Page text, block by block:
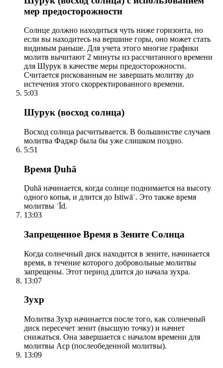
мер предосторожности
Солнце должно находиться чуть ниже горизонта, но
если вы находитесь на вершине горы, оно может стать
видимым раньше. Для учета этого многие графики
молитв вычитают 2 минуты из рассчитанного времени
для Шурук в качестве меры предосторожности.
Считается рискованным не завершать молитву до
истечения этого скорректированного времени.
5:03
Шурук (восход солнца)
Восход солнца расчитывается. В большинстве случаев
молитва Фаджр была бы уже слишком поздно.
5:51
Время Ḍuhā
Ḍuhā начинается, когда солнце поднимается на высоту
одного копья, и длится до Istiwāʾ. Это также время
молитвы ʿĪd.
13:03
Запрещенное Время в Зените Солнца
Когда солнечный диск находится в зените, начинается
время, в течение которого добровольные молитвы
запрещены. Этот период длится до начала зухра.
13:07
Зухр
Молитва Зухр начинается после того, как солнечный
диск пересечет зенит (высшую точку) и начнет
снижаться. Она завершается с началом времени для
молитвы Аср (послеобеденной молитвы).
13:09